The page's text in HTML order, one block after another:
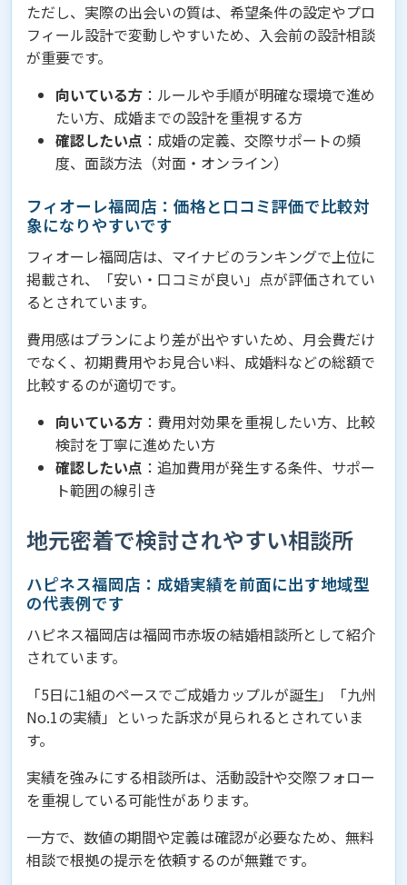
ただし、実際の出会いの質は、希望条件の設定やプロ
フィール設計で変動しやすいため、入会前の設計相談
が重要です。
向いている方 ：ルールや手順が明確な環境で進め
たい方、成婚までの設計を重視する方
確認したい点 ：成婚の定義、交際サポートの頻
度、面談方法（対面・オンライン）
フィオーレ福岡店：価格と口コミ評価で比較対
象になりやすいです
フィオーレ福岡店は、マイナビのランキングで上位に
掲載され、「安い・口コミが良い」点が評価されてい
るとされています。
費用感はプランにより差が出やすいため、月会費だけ
でなく、初期費用やお見合い料、成婚料などの総額で
比較するのが適切です。
向いている方 ：費用対効果を重視したい方、比較
検討を丁寧に進めたい方
確認したい点 ：追加費用が発生する条件、サポー
ト範囲の線引き
地元密着で検討されやすい相談所
ハピネス福岡店：成婚実績を前面に出す地域型
の代表例です
ハピネス福岡店は福岡市赤坂の結婚相談所として紹介
されています。
「5日に1組のペースでご成婚カップルが誕生」「九州
No.1の実績」といった訴求が見られるとされていま
す。
実績を強みにする相談所は、活動設計や交際フォロー
を重視している可能性があります。
一方で、数値の期間や定義は確認が必要なため、無料
相談で根拠の提示を依頼するのが無難です。